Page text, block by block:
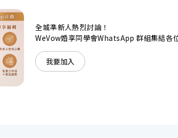
ICON），多個風
合各準新人的個性及預
特別日子，令賓客永誌
全城準新人熱烈討論！
WeVow婚享同學會WhatsApp 群組集結各
我要加入